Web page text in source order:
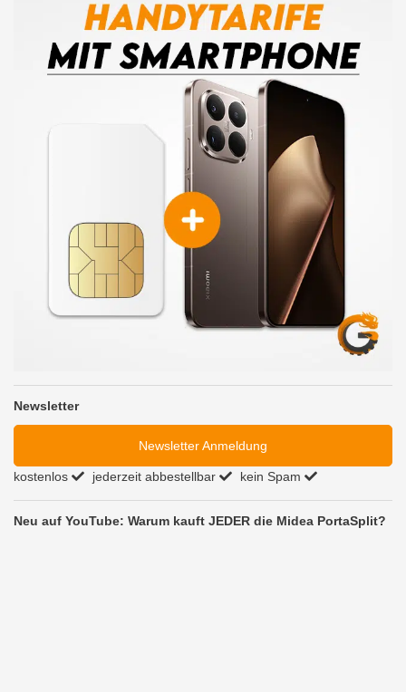
Newsletter
Newsletter Anmeldung
kostenlos jederzeit abbestellbar kein Spam
Neu auf YouTube: Warum kauft JEDER die Midea PortaSplit?